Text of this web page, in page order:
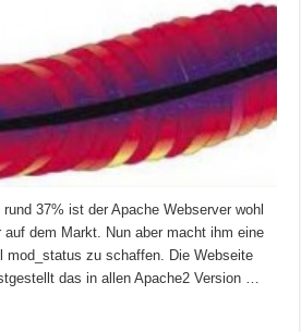
37% ist der Apache Webserver wohl
auf dem Markt. Nun aber macht ihm eine
mod_status zu schaffen. Die Webseite
das in allen Apache2 Version …